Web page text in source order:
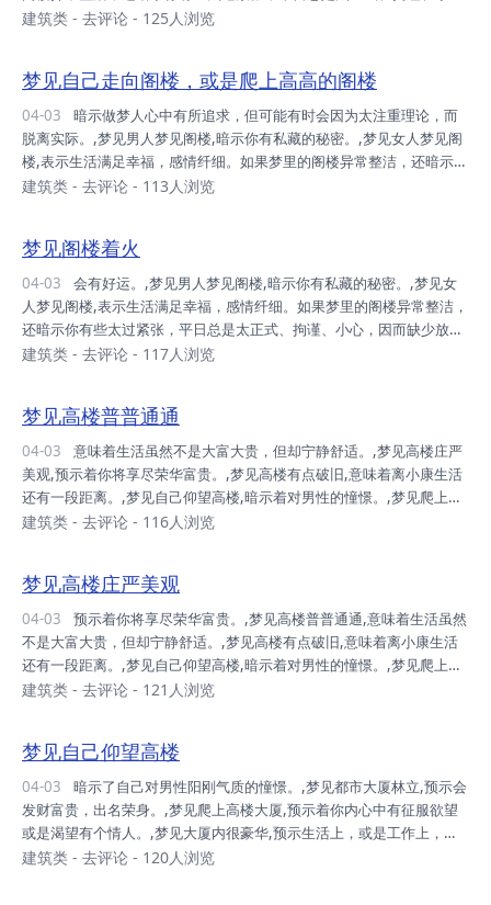
心，因而缺少放松的私密空间。,梦见放在阁楼里的箱子,表示你可能有
走向阁楼，或是爬上高高的阁楼,暗示做梦人心中有所追求，但可能有时
会因为太注重理论，而脱离实际。,梦见阁楼着火,会有好运。,
建筑类 - 去评论 - 125人浏览
梦见自己走向阁楼，或是爬上高高的阁楼
04-03
脱离实际。,梦见男人梦见阁楼,暗示你有私藏的秘密。,梦见女人梦见阁
楼,表示生活满足幸福，感情纤细。如果梦里的阁楼异常整洁，还暗示你
有些太过紧张，平日总是太正式、拘谨、小心，因而缺少放松的私密空
重新找回昔日的追求与雄心壮志。,梦见工作人员梦见阁楼,预示着会得
到领导的赏识。,梦见阁楼着火,会有好运。,
建筑类 - 去评论 - 113人浏览
梦见阁楼着火
04-03
人梦见阁楼,表示生活满足幸福，感情纤细。如果梦里的阁楼异常整洁，
还暗示你有些太过紧张，平日总是太正式、拘谨、小心，因而缺少放松
的私密空间。,梦见放在阁楼里的箱子,表示你可能有搁置已久的计划，
上高高的阁楼,暗示做梦人心中有所追求，但可能有时会因为太注重理
论，而脱离实际。,梦见工作人员梦见阁楼,预示着会得到领导的赏识。,
建筑类 - 去评论 - 117人浏览
梦见高楼普普通通
04-03
美观,预示着你将享尽荣华富贵。,梦见高楼有点破旧,意味着离小康生活
还有一段距离。,梦见自己仰望高楼,暗示着对男性的憧憬。,梦见爬上高
楼,表示渴望有个情人。,梦见从高楼顶楼向下看感到害怕,表示对性爱既
多时候是默默付出。,
建筑类 - 去评论 - 116人浏览
梦见高楼庄严美观
04-03
不是大富大贵，但却宁静舒适。,梦见高楼有点破旧,意味着离小康生活
还有一段距离。,梦见自己仰望高楼,暗示着对男性的憧憬。,梦见爬上高
楼,表示渴望有个情人。,梦见从高楼顶楼向下看感到害怕,表示对性爱既
多时候是默默付出。,
建筑类 - 去评论 - 121人浏览
梦见自己仰望高楼
04-03
发财富贵，出名荣身。,梦见爬上高楼大厦,预示着你内心中有征服欲望
或是渴望有个情人。,梦见大厦内很豪华,预示生活上，或是工作上，会
面临一些你不喜欢的变化，而你不得不接受。,梦见大厦空荡荡,预示条
建筑类 - 去评论 - 120人浏览